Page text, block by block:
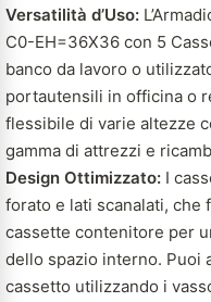
Versatilità d’Uso:
C0-EH=36X36 con 5
banco da lavoro o
portautensili in officina o
flessibile di varie altezze
gamma di attrezzi e
Design Ottimizzato: I
forato e lati scanalati, che
cassette contenitore per
dello spazio interno. Puoi
cassetto utilizzando i